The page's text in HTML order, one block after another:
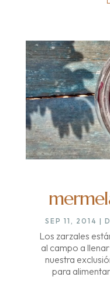
SEP 11, 2014 |
Los zarzales
al campo a
nuestra
para